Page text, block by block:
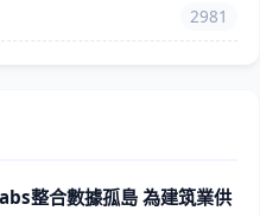
2981
整合數據孤島 為建筑業供